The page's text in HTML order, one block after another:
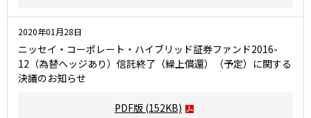
2020年01月28日
ニッセイ・コーポレート・ハイブリッド証券ファンド2016-
12（為替ヘッジあり）信託終了（繰上償還）（予定）に関する
決議のお知らせ
PDF版 (152KB)